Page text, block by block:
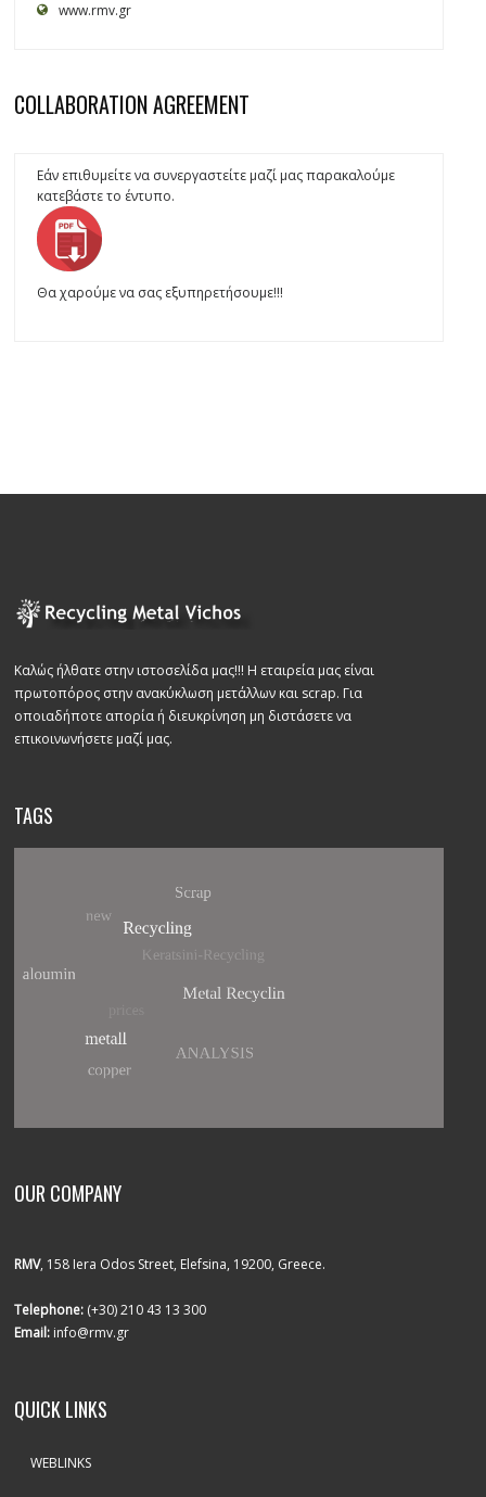
www.rmv.gr
COLLABORATION AGREEMENT
Εάν επιθυμείτε να συνεργαστείτε μαζί μας παρακαλούμε
κατεβάστε το έντυπο.
Θα χαρούμε να σας εξυπηρετήσουμε!!!
Καλώς ήλθατε στην ιστοσελίδα μας!!! Η εταιρεία μας είναι
πρωτοπόρος στην ανακύκλωση μετάλλων και scrap. Για
οποιαδήποτε απορία ή διευκρίνηση μη διστάσετε να
επικοινωνήσετε μαζί μας.
TAGS
OUR COMPANY
RMV, 158 Iera Odos Street, Elefsina, 19200, Greece.
Telephone: (+30) 210 43 13 300
Email: info@rmv.gr
QUICK LINKS
WEBLINKS